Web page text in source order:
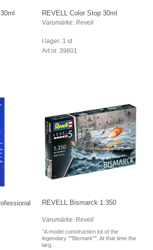
REVELL Color Stop 30ml
Varumärke: Revell
I lager: 1 st
Art nr. 39801
REVELL Bismarck 1:350
Varumärke: Revell
"A model construction kit of the
legendary ""Bismark"". At that time the
larg...